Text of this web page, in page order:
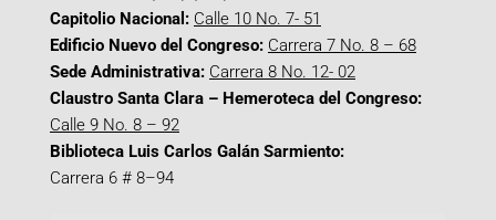
Capitolio Nacional: Calle 10 No. 7- 51
Edificio Nuevo del Congreso: Carrera 7 No. 8 – 68
Sede Administrativa: Carrera 8 No. 12- 02
Claustro Santa Clara – Hemeroteca del Congreso:
Calle 9 No. 8 – 92
Biblioteca Luis Carlos Galán Sarmiento:
Carrera 6 # 8–94